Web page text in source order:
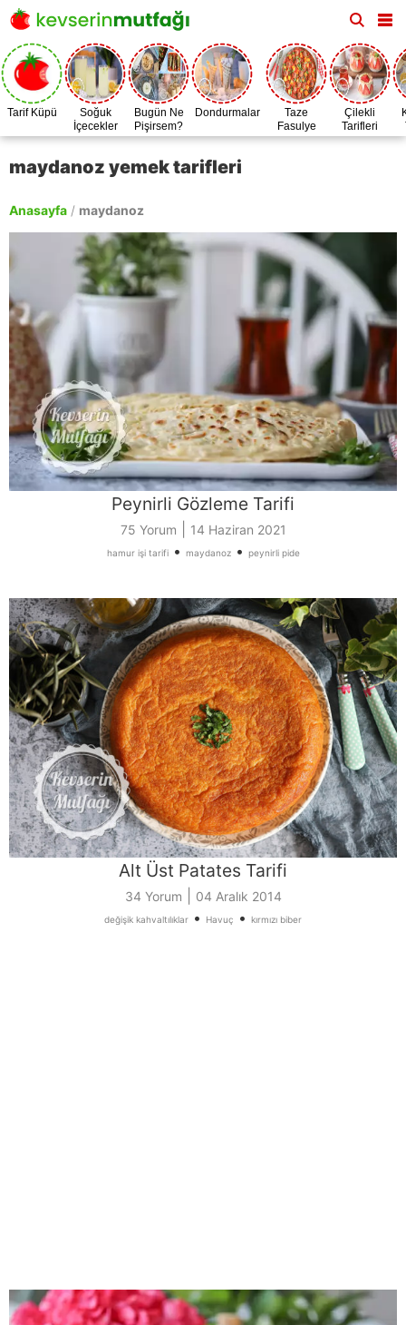
Tarif Küpü
Soğuk
İçecekler
Bugün Ne
Pişirsem?
Dondurmalar
Taze
Fasulye
Zamanı
Çilekli
Tarifleri
maydanoz yemek tarifleri
Anasayfa / maydanoz
Peynirli Gözleme Tarifi
75 Yorum 14 Haziran 2021
hamur işi tarifi• maydanoz• peynirli pide
Alt Üst Patates Tarifi
34 Yorum 04 Aralık 2014
değişik kahvaltılıklar • Havuç • kırmızı biber